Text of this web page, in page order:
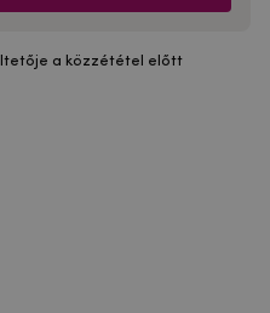
a közzététel előtt